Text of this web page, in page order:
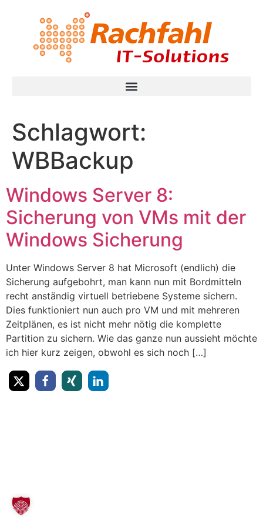
Schlagwort:
WBBackup
Windows Server 8:
Sicherung von VMs mit der
Windows Sicherung
Unter Windows Server 8 hat Microsoft (endlich) die
Sicherung aufgebohrt, man kann nun mit Bordmitteln
recht anständig virtuell betriebene Systeme sichern.
Dies funktioniert nun auch pro VM und mit mehreren
Zeitplänen, es ist nicht mehr nötig die komplette
Partition zu sichern. Wie das ganze nun aussieht möchte
ich hier kurz zeigen, obwohl es sich noch […]